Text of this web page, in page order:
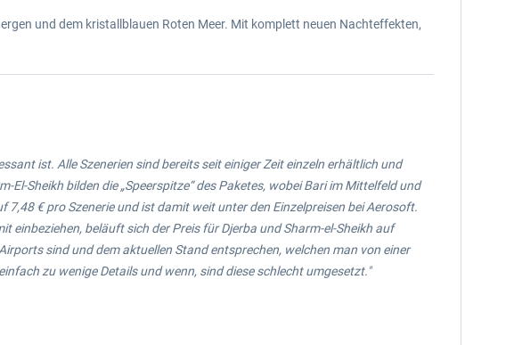
und dem kristallblauen Roten Meer. Mit komplett neuen Nachteffekten,
ist. Alle Szenerien sind bereits seit einiger Zeit einzeln erhältlich und
Sheikh bilden die „Speerspitze“ des Paketes, wobei Bari im Mittelfeld und
€ pro Szenerie und ist damit weit unter den Einzelpreisen bei Aerosoft.
beläuft sich der Preis für Djerba und Sharm-el-Sheikh auf
sind und dem aktuellen Stand entsprechen, welchen man von einer
zu wenige Details und wenn, sind diese schlecht umgesetzt."